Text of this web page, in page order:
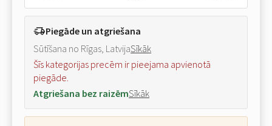
Piegāde un atgriešana
Sūtīšana no Rīgas, LatvijaSīkāk
Šīs kategorijas precēm ir pieejama apvienotā
piegāde.
Atgriešana bez raizēmSīkāk